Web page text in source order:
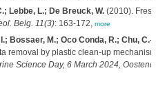
Lebbe, L.; De Breuck, W.(2010).
Belg. 11(3): 163-172, more
Bossaer, M.; Oco Conda, R.; Chu, C.-
removal by plastic clean-up
Science Day, 6 March 2024,